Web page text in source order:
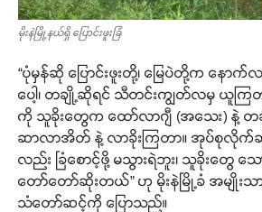
မိုးနဲမြို့နယ်ရှိ ပြောင်းဖူးခြံ
“ပုံမှန်ဆို ပြောင်းဖူးတို့၊ မြေပဲတို့က နေ
ပေါ့၊ တချို့ဆိုရင် သီတင်းကျွတ်လမှ ယူကြ
ကို သူခိုးတွေက ထော်လာဂျီ (အသေး) နဲ့
ဆာလာအိတ် နဲ့ လာခိုးကြတာ။ အုပ်စုလိုက်
လည်း ခြံစောင့်ဖို့ မသွားရဲဘူး၊ သူခိုးတွေ သေ
တော်တော်ဆိုးတယ်” ဟု မိုးနဲမြို့ခံ အမျိုးသာ
သံတော်ဆင့်ကို ပြောသည်။